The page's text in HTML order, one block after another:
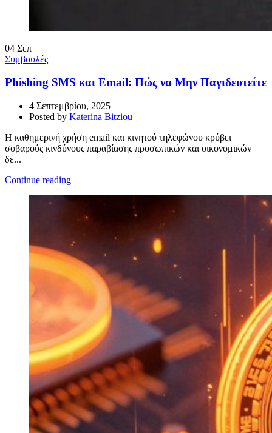
04 Σεπ
Συμβουλές
Phishing SMS και Email: Πώς να Μην Παγιδευτείτε
4 Σεπτεμβρίου, 2025
Posted by Katerina Bitziou
Η καθημερινή χρήση email και κινητού τηλεφώνου κρύβει
σοβαρούς κινδύνους παραβίασης προσωπικών και οικονομικών
δε...
Continue reading